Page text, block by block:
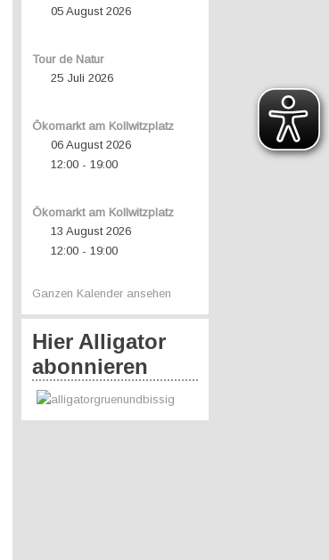
05 August 2026
Tour de Natur
25 Juli 2026
Ökomarkt am Kollwitzplatz
06 August 2026
12:00 -19:00
Ökomarkt am Kollwitzplatz
13 August 2026
12:00 -19:00
Ganzen Kalender ansehen
Hier Alligator
abonnieren